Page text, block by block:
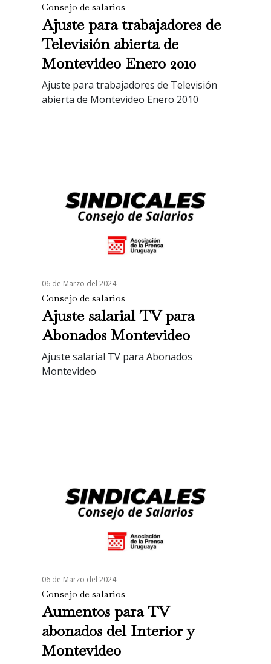
Consejo de salarios
Ajuste para trabajadores de
Televisión abierta de
Montevideo Enero 2010
Ajuste para trabajadores de Televisión
abierta de Montevideo Enero 2010
06 de Marzo del 2024
Consejo de salarios
Ajuste salarial TV para
Abonados Montevideo
Ajuste salarial TV para Abonados
Montevideo
06 de Marzo del 2024
Consejo de salarios
Aumentos para TV
abonados del Interior y
Montevideo